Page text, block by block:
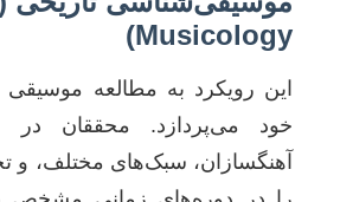
Musicology)
این رویکرد به مطالعه موسیقی
خود می‌پردازد. محققان در
آهنگسازان، سبک‌های مختلف، و